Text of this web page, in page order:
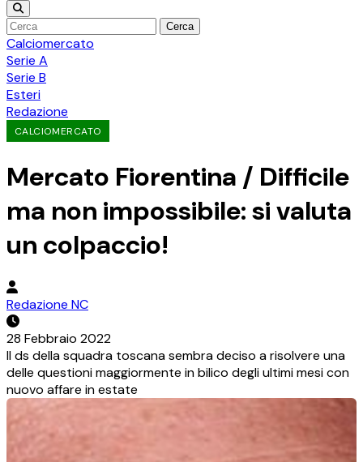
Cerca
Calciomercato
Serie A
Serie B
Esteri
Redazione
CALCIOMERCATO
Mercato Fiorentina / Difficile
ma non impossibile: si valuta
un colpaccio!
Redazione NC
28 Febbraio 2022
Il ds della squadra toscana sembra deciso a risolvere una
delle questioni maggiormente in bilico degli ultimi mesi con
nuovo affare in estate